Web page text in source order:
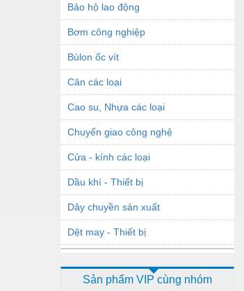
Bảo hộ lao động
Bơm công nghiệp
Bùlon ốc vít
Cân các loại
Cao su, Nhựa các loại
Chuyển giao công nghệ
Cửa - kính các loại
Dầu khí - Thiết bị
Dây chuyền sản xuất
Dệt may - Thiết bị
Dịch vụ - Thi công
Sản phẩm VIP cùng nhóm